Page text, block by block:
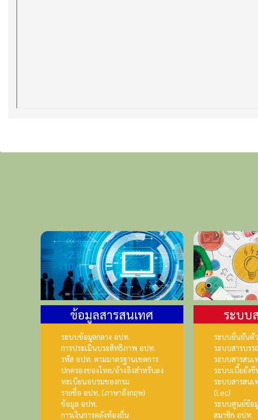
ข้อมูลสารสนเทศ
ระบบข้อมูลกลาง อปท.
การประเมินประสิทธิภาพ อปท.
รหัส อปท. ตามมาตรฐานเขตการ
ปกครองของไทย/อ้างอิงสำหรับลง
ทะเบียนอบรมของกรม
รายชื่อ อปท. (ภาษาอังกฤษ)
ข้อมูล อปท.
การเงินการคลังท้องถิ่น
ระบบ
ระบบยืนยันตั
ระบบสารบร
ระบบสารสนเ
ระบบเบี้ยยังชี
ระบบสารสน
(Lec)
ระบบศูนย์ข้อ
สมาชิก อปท.